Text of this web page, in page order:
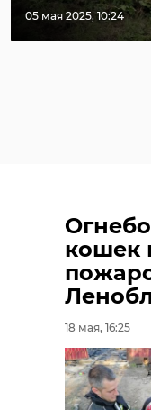
05 мая 2025, 10:24
кошек
18 мая, 16:25